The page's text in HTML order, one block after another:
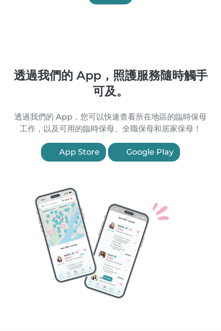
透過我們的 App，照護服務隨時觸手
可及。
透過我們的 App，您可以快速查看所在地區的臨時保母
工作，以及可用的臨時保母、全職保母和居家保母！
App Store Google Play